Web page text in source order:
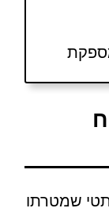
שמטרתו